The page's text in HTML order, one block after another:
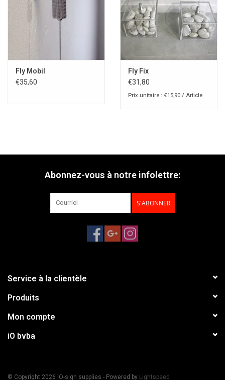
Fly Mobil
€35,60
Fly Fix
€31,80
Prix unitaire : €15,90 / Article
Abonnez-vous à notre infolettre:
S'ABONNER
Service à la clientèle
Produits
Mon compte
iO bvba
© Copyright 2026 iO-sign supplies - Powered by Lightspeed